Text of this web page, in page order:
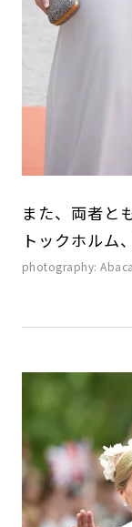
また、両者と
トックホルム
photography: Abaca